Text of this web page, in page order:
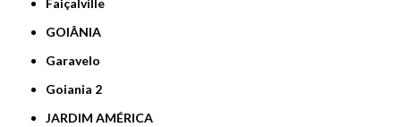
Faiçalville
GOIÂNIA
Garavelo
Goiania 2
JARDIM AMÉRICA